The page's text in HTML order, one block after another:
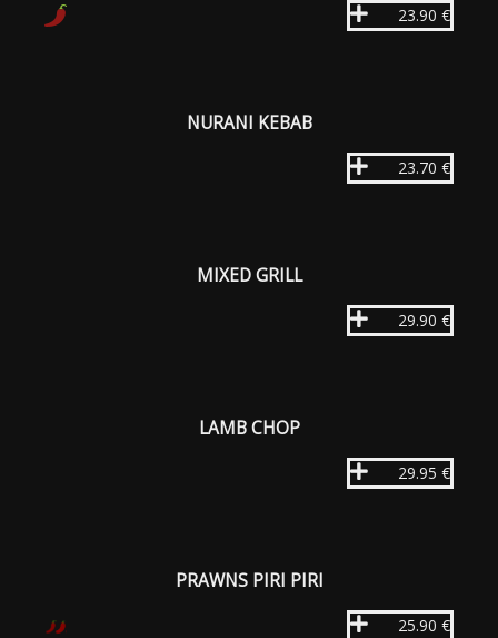
23.90 €
NURANI KEBAB
23.70 €
MIXED GRILL
29.90 €
LAMB CHOP
29.95 €
PRAWNS PIRI PIRI
25.90 €